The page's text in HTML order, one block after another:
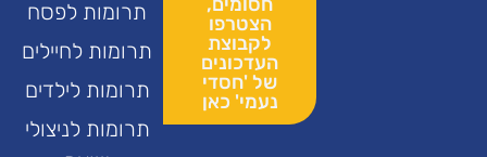
הצטרפו
לקבוצת
העדכונים
של 'חסדי
נעמי' כאן
תרומות לפסח
תרומות לחיילים
תרומות לילדים
תרומות לניצולי